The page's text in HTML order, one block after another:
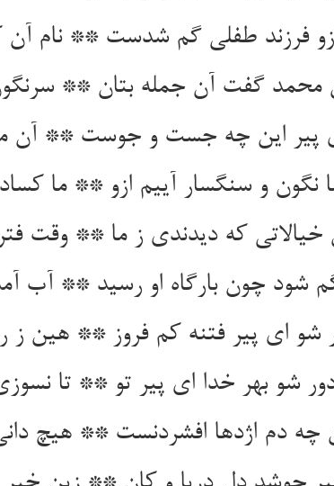
فرزند طفلی گم شدست ** نام
محمد گفت آن جمله بتان **
پیر این چه جست و جوست ** آن
نگون و سنگسار آییم ازو ** ما کساد
خیالاتی که دیدندی ز ما ** وقت
شود چون بارگاه او رسید ** آب
شو ای پیر فتنه کم فروز ** هین ز
شو بهر خدا ای پیر تو ** تا
چه دم اژدها افشردنست ** هیچ